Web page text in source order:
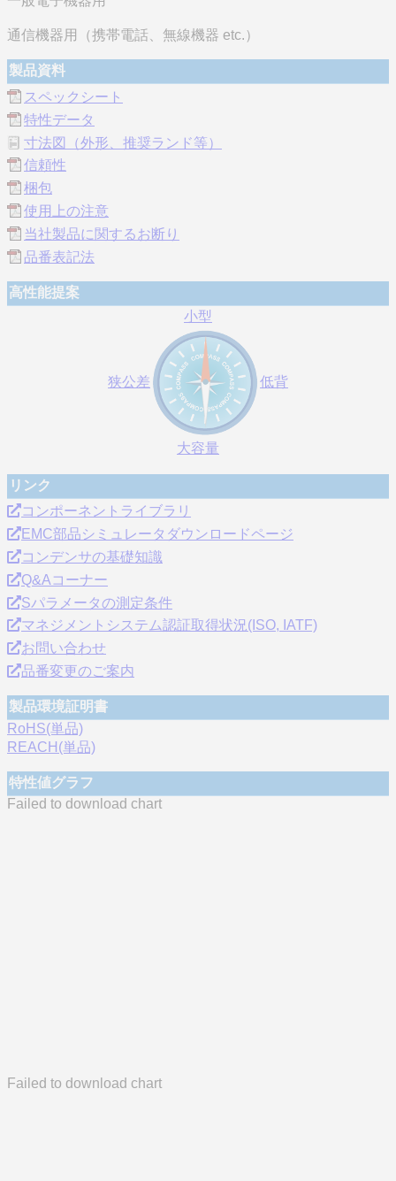
通信機器用（携帯電話、無線機器 etc.）
製品資料
スペックシート
特性データ
寸法図（外形、推奨ランド等）
信頼性
梱包
使用上の注意
当社製品に関するお断り
品番表記法
高性能提案
小型
狭公差 低背
大容量
リンク
コンポーネントライブラリ
EMC部品シミュレータダウンロードページ
コンデンサの基礎知識
Q&Aコーナー
Sパラメータの測定条件
マネジメントシステム認証取得状況(ISO, IATF)
お問い合わせ
品番変更のご案内
製品環境証明書
RoHS(単品)
REACH(単品)
特性値グラフ
Failed to download chart
Failed to download chart